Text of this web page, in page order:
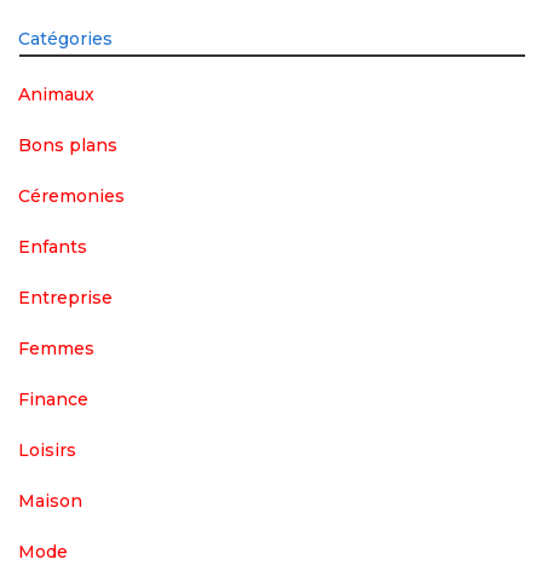
Catégories
Animaux
Bons plans
Céremonies
Enfants
Entreprise
Femmes
Finance
Loisirs
Maison
Mode